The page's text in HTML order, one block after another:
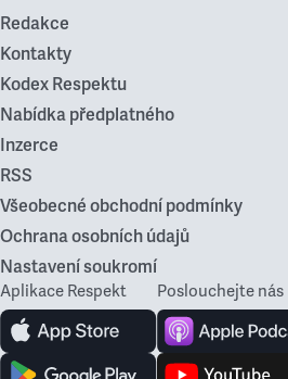
Redakce
Kontakty
Kodex Respektu
Nabídka předplatného
Inzerce
RSS
Všeobecné obchodní podmínky
Ochrana osobních údajů
Nastavení soukromí
Aplikace Respekt Poslouchejte nás